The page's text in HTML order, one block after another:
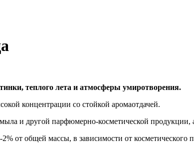
теплого лета и атмосферы умиротворения.
концентрации со стойкой аромаотдачей.
и другой парфюмерно-косметической продукции,
от общей массы, в зависимости от косметического